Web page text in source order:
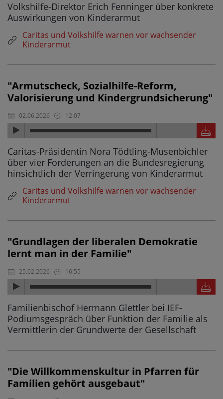
Volkshilfe-Direktor Erich Fenninger über konkrete
Auswirkungen von Kinderarmut
Caritas und Volkshilfe warnen vor wachsender
Kinderarmut
"Armutscheck, Sozialhilfe-Reform,
Valorisierung und Kindergrundsicherung"
02.06.2026 12:07
Caritas-Präsidentin Nora Tödtling-Musenbichler
über vier Forderungen an die Bundesregierung
hinsichtlich der Verringerung von Kinderarmut
Caritas und Volkshilfe warnen vor wachsender
Kinderarmut
"Grundlagen der liberalen Demokratie
lernt man in der Familie"
25.02.2026 16:55
Familienbischof Hermann Glettler bei IEF-
Podiumsgespräch über Funktion der Familie als
Vermittlerin der Grundwerte der Gesellschaft
"Die Willkommenskultur in Pfarren für
Familien gehört ausgebaut"